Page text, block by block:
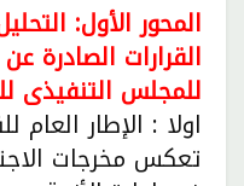
المحور الأول:
القرارات الصادرة
للمجلس التنفيذى
اولا : الإطار العام
تعكس مخرجات